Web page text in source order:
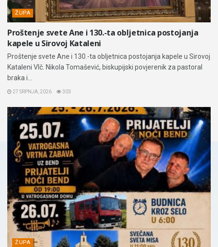
ŽUPA
Proštenje svete Ane i 130.-ta obljetnica postojanja
kapele u Sirovoj Kataleni
Proštenje svete Ane i 130.-ta obljetnica postojanja kapele u Sirovoj
Kataleni Vlč. Nikola Tomašević, biskupijski povjerenik za pastoral
braka i...
27 SRPNJA, 2026 303
ŽUPA